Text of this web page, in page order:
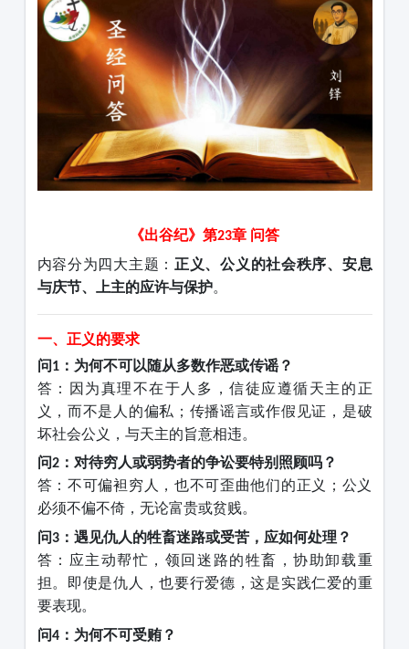
《出谷纪》第23章 问答
内容分为四大主题： 正义、公义的社会秩序、安息
与庆节、上主的应许与保护。
一、正义的要求
问1：为何不可以随从多数作恶或传谣？
答：因为真理不在于人多，信徒应遵循天主的正
义，而不是人的偏私；传播谣言或作假见证，是破
坏社会公义，与天主的旨意相违。
问2：对待穷人或弱势者的争讼要特别照顾吗？
答：不可偏袒穷人，也不可歪曲他们的正义；公义
必须不偏不倚，无论富贵或贫贱。
问3：遇见仇人的牲畜迷路或受苦，应如何处理？
答：应主动帮忙，领回迷路的牲畜，协助卸载重
担。即使是仇人，也要行爱德，这是实践仁爱的重
要表现。
问4：为何不可受贿？